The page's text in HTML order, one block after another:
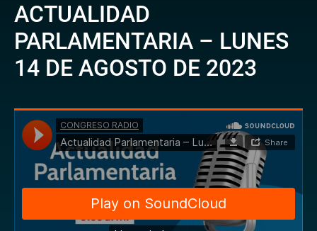
ACTUALIDAD
PARLAMENTARIA – LUNES
14 DE AGOSTO DE 2023